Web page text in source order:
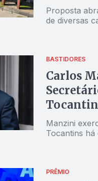
Proposta
de diversas
BASTIDORES
Carlos
Manzini
Tocantins há
PRÊMIO